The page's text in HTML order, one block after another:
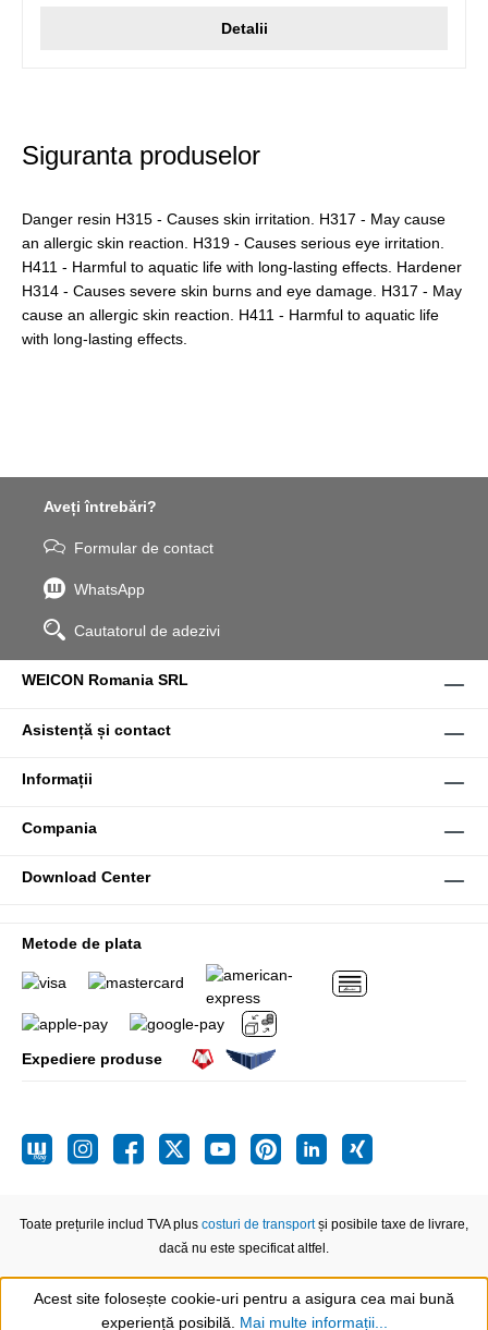
Detalii
Siguranta produselor
Danger resin H315 - Causes skin irritation. H317 - May cause
an allergic skin reaction. H319 - Causes serious eye irritation.
H411 - Harmful to aquatic life with long-lasting effects. Hardener
H314 - Causes severe skin burns and eye damage. H317 - May
cause an allergic skin reaction. H411 - Harmful to aquatic life
with long-lasting effects.
Aveți întrebări?
Formular de contact
WhatsApp
Cautatorul de adezivi
WEICON Romania SRL
Asistență și contact
Informații
Compania
Download Center
Metode de plata
Expediere produse
Toate prețurile includ TVA plus costuri de transportși posibile taxe de livrare,
dacă nu este specificat altfel.
Acest site folosește cookie-uri pentru a asigura cea mai bună
experiență posibilă. Mai multe informații...